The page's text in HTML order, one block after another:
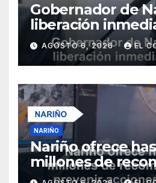
Gobernador de
liberación
uniformados
AGOSTO 6, 2026 EL
NARIÑO
Nariño ofrece
millones de
para prevenir